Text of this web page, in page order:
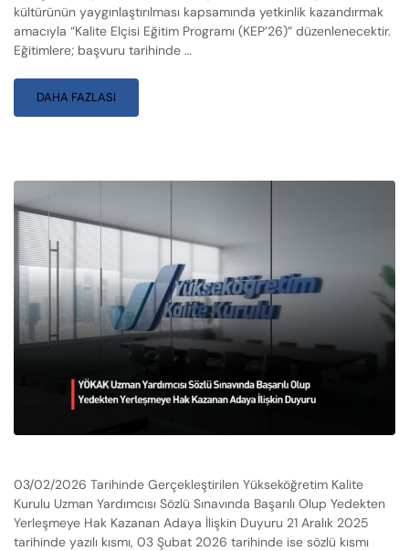
kültürünün yaygınlaştırılması kapsamında yetkinlik kazandırmak
amacıyla “Kalite Elçisi Eğitim Programı (KEP’26)” düzenlenecektir.
Eğitimlere; başvuru tarihinde …
DAHA FAZLASI
03/02/2026 Tarihinde Gerçekleştirilen Yükseköğretim Kalite
Kurulu Uzman Yardımcısı Sözlü Sınavında Başarılı Olup Yedekten
Yerleşmeye Hak Kazanan Adaya İlişkin Duyuru 21 Aralık 2025
tarihinde yazılı kısmı, 03 Şubat 2026 tarihinde ise sözlü kısmı